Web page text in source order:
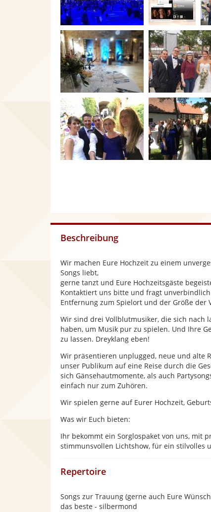
Beschreibung
Wir machen Eure Hochzeit zu einem
Songs liebt,
gerne tanzt und Eure Hochzeitsgäste
Kontaktiert uns bitte und fragt
Entfernung zum Spielort und der Größe der
Wir sind drei Vollblutmusiker, die sich nach
haben, um Musik pur zu spielen. Und Ihre
zu lassen. Dreyklang eben!
Wir präsentieren unplugged, neue und alte
unser Publikum auf eine Reise durch die
sich Gänsehautmomente, als auch
einfach nur zum Zuhören.
Wir spielen gerne auf Eurer Hochzeit,
Was wir Euch bieten:
Ihr bekommt ein Sorglospaket von uns, mit
stimmunsvollen Lichtshow, für ein stilvolles
Repertoire
Songs zur Trauung (gerne auch Eure
das beste - silbermond